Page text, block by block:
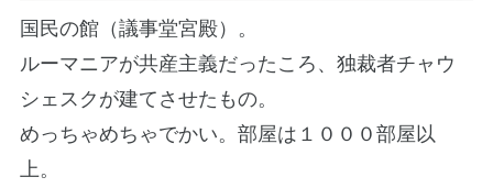
国民の館（議事堂宮殿）。
ルーマニアが共産主義だったころ、独裁者チャウ
シェスクが建てさせたもの。
めっちゃめちゃでかい。部屋は１０００部屋以
上。